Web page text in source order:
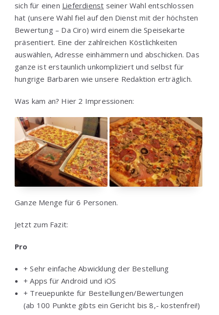
sich für einen Lieferdienst seiner Wahl entschlossen
hat (unsere Wahl fiel auf den Dienst mit der höchsten
Bewertung – Da Ciro) wird einem die Speisekarte
präsentiert. Eine der zahlreichen Köstlichkeiten
auswählen, Adresse einhämmern und abschicken. Das
ganze ist erstaunlich unkompliziert und selbst für
hungrige Barbaren wie unsere Redaktion erträglich.
Was kam an? Hier 2 Impressionen:
Ganze Menge für 6 Personen.
Jetzt zum Fazit:
Pro
+ Sehr einfache Abwicklung der Bestellung
+ Apps für Android und iOS
+ Treuepunkte für Bestellungen/Bewertungen
(ab 100 Punkte gibts ein Gericht bis 8,- kostenfrei!)